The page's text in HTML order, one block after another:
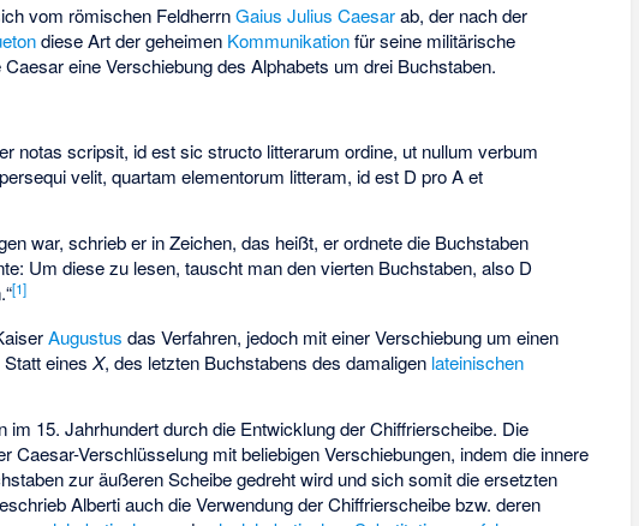
vom römischen FeldherrnGaius Julius Caesarab, der nach der
diese Art der geheimen Kommunikationfür seine militärische
eine Verschiebung des Alphabets um drei Buchstaben.
notas scripsit, id est sic structo litterarum ordine, ut nullum verbum
velit, quartam elementorum litteram, id est D pro A et
war, schrieb er in Zeichen, das heißt, er ordnete die Buchstaben
Um diese zu lesen, tauscht man den vierten Buchstaben, also D
[1]
Augustus das Verfahren, jedoch mit einer Verschiebung um einen
Statt einesX, des letzten Buchstabens des damaligen lateinischen
im 15. Jahrhundert durch die Entwicklung derChiffrierscheibe. Die
Caesar-Verschlüsselung mit beliebigen Verschiebungen, indem die innere
zur äußeren Scheibe gedreht wird und sich somit die ersetzten
Alberti auch die Verwendung der Chiffrierscheibe bzw. deren